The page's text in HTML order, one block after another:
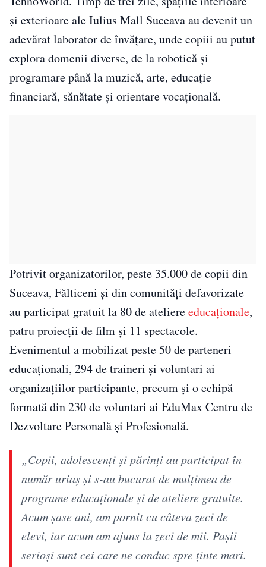
și exterioare ale Iulius Mall Suceava au devenit un
adevărat laborator de învățare, unde copiii au putut
explora domenii diverse, de la robotică și
programare până la muzică, arte, educație
financiară, sănătate și orientare vocațională.
Potrivit organizatorilor, peste 35.000 de copii din
Suceava, Fălticeni și din comunități defavorizate
au participat gratuit la 80 de ateliereeducaționale,
patru proiecții de film și 11 spectacole.
Evenimentul a mobilizat peste 50 de parteneri
educaționali, 294 de traineri și voluntari ai
organizațiilor participante, precum și o echipă
formată din 230 de voluntari ai EduMax Centru de
Dezvoltare Personală și Profesională.
„Copii, adolescenți și părinți au participat în
număr uriaș și s-au bucurat de mulțimea de
programe educaționale și de ateliere gratuite.
Acum șase ani, am pornit cu câteva zeci de
elevi, iar acum am ajuns la zeci de mii. Pașii
serioși sunt cei care ne conduc spre ținte mari.